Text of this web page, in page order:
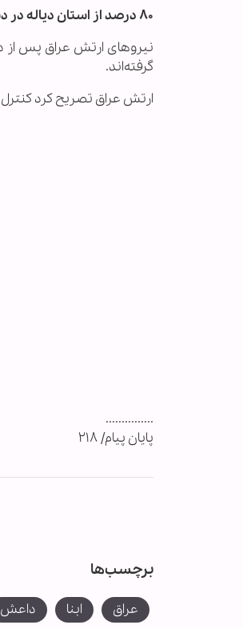
۸۰ درصد از استان دیاله در دست نیروهای ارتش
گرفته‌اند.
ارتش عراق تصریح کرد کنترل ۱۶ روستای دیگر را در دیاله به دست گرفته است.
...............
پایان پیام/ ۲۱۸
برچسب‌ها
عراق ابنا داعش